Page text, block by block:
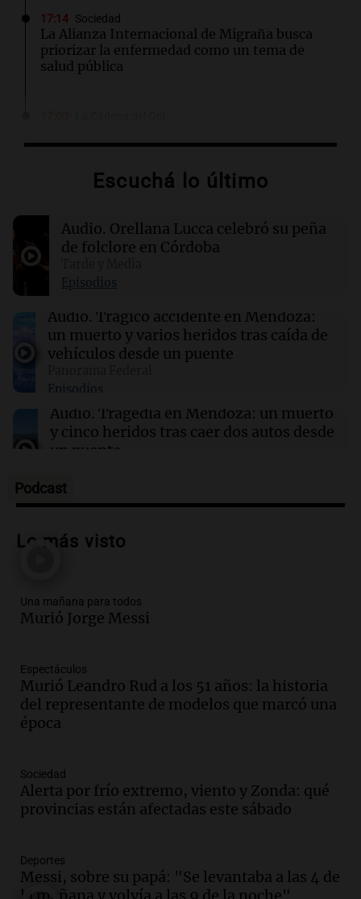
17:14 Sociedad
La Alianza Internacional de Migraña busca
priorizar la enfermedad como un tema de
salud pública
para el futuro de Coudet
El Senado de EE.UU. aprueba ley para evitar el
cierre del Gobierno federal antes de elecciones
16:54 Mundo
Cuatro narcos bolivianos abatidos en Brasil
durante una operación conjunta contra el
crimen organizado
¿Se puede desencoger la ropa? Expertos
analizan mitos y realidades
Escuchá lo último
Audio. Orellana Lucca celebró su peña
de folclore en Córdoba
Episodios
Audio. Trágico accidente en Mendoza:
un muerto y varios heridos tras caída de
vehículos desde un puente
Episodios
Audio. Tragedia en Mendoza: un muerto
y cinco heridos tras caer dos autos desde
un puente
Episodios
Audio.Messi llegará esta noche a
tras la muerte de su papá
Audio.Ley de Propiedad Privada: el revés
en el Congreso expuso una debilidad
Episodios
Audio.Casabindo se prepara para una
celebración única: 30.000 turistas y el
Episodios
Audio. Borges, abogada de Pourrain:
"Tres hombres se lo llevaron para
Episodios
Podcast
Lo más visto
Una mañana para todos
Murió Jorge Messi
Espectáculos
Murió Leandro Rud a los 51 años: la historia
del representante de modelos que marcó una
época
Sociedad
Alerta por frío extremo, viento y Zonda: qué
provincias están afectadas este sábado
Deportes
Messi, sobre su papá: "Se levantaba a las 4 de